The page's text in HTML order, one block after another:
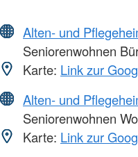
Alten- und
Seniorenwohnen
Karte: Link zur
Alten- und
Seniorenwohnen
Karte: Link zur